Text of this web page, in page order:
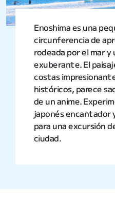
Enoshima es una
circunferencia de
rodeada por el mar
exuberante. El
costas
históricos, parece
de un anime.
japonés encantador
para una excursión
ciudad.